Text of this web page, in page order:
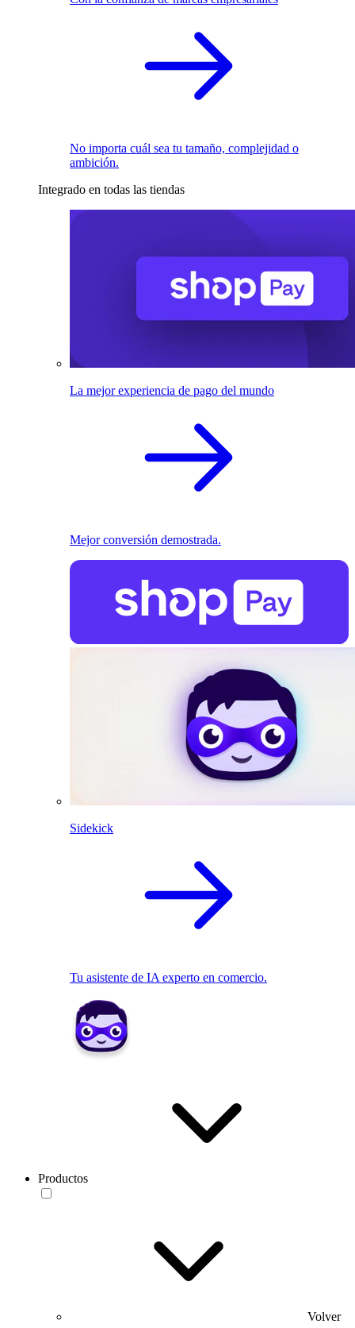
No importa cuál sea tu tamaño, complejidad o
ambición.
Integrado en todas las tiendas
La mejor experiencia de pago del mundo
Mejor conversión demostrada.
Sidekick
Tu asistente de IA experto en comercio.
Productos
Volver